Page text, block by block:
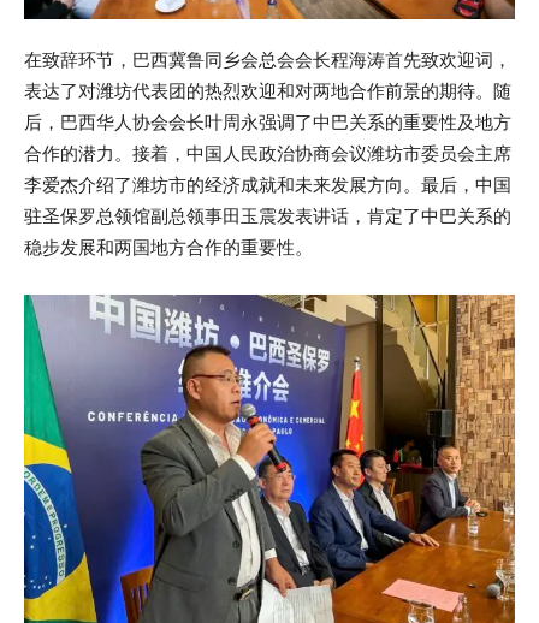
在致辞环节，巴西冀鲁同乡会总会会长程海涛首先致欢迎词，
表达了对潍坊代表团的热烈欢迎和对两地合作前景的期待。随
后，巴西华人协会会长叶周永强调了中巴关系的重要性及地方
合作的潜力。接着，中国人民政治协商会议潍坊市委员会主席
李爱杰介绍了潍坊市的经济成就和未来发展方向。最后，中国
驻圣保罗总领馆副总领事田玉震发表讲话，肯定了中巴关系的
稳步发展和两国地方合作的重要性。